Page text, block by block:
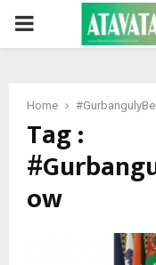
PRIMARY
Home
Tag :
ow